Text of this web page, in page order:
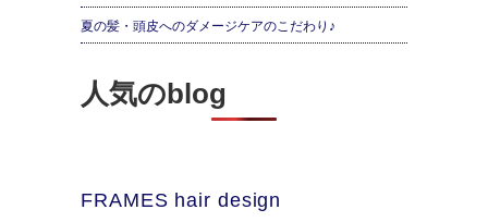
夏の髪・頭皮へのダメージケアのこだわり♪
人気のblog
FRAMES hair design